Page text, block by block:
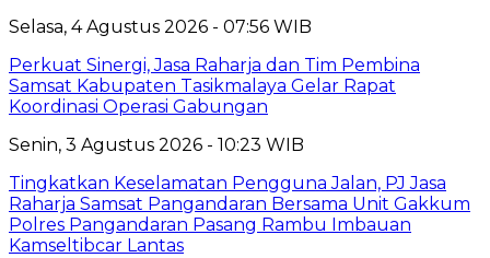
Selasa, 4 Agustus 2026 - 07:56 WIB
Perkuat Sinergi, Jasa Raharja dan Tim Pembina
Samsat Kabupaten Tasikmalaya Gelar Rapat
Koordinasi Operasi Gabungan
Senin, 3 Agustus 2026 - 10:23 WIB
Tingkatkan Keselamatan Pengguna Jalan, PJ Jasa
Raharja Samsat Pangandaran Bersama Unit Gakkum
Polres Pangandaran Pasang Rambu Imbauan
Kamseltibcar Lantas